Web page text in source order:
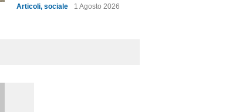
Articoli, sociale 1 Agosto 2026